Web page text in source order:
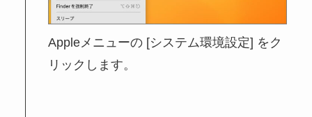
Appleメニューの [システム環境設定] をク
リックします。